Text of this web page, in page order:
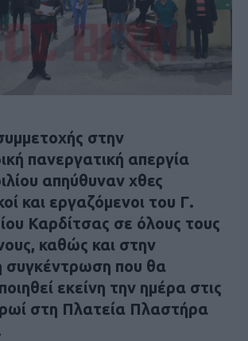
στην
πανεργατική απεργία
απηύθυναν χθες
και εργαζόμενοι του Γ.
Καρδίτσας σε όλους τους
καθώς και στην
συγκέντρωση που θα
εκείνη την ημέρα στις
στη Πλατεία Πλαστήρα